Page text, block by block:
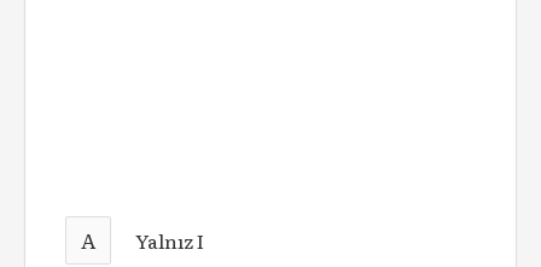
A Yalnız I